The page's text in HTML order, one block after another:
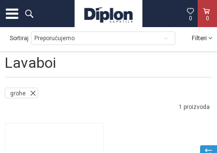
0
0
Lavaboi
Sortiraj Filteri
grohe
1 proizvoda